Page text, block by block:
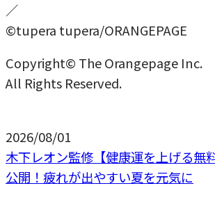
／
©tupera tupera/ORANGEPAGE
Copyright© The Orangepage Inc.
All Rights Reserved.
2026/08/01
木下レオン監修【健康運を上げる無
公開！疲れが出やすい夏を元気に